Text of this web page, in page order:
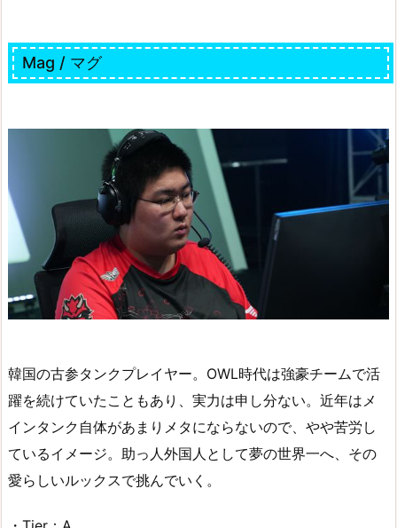
Mag / マグ
韓国の古参タンクプレイヤー。OWL時代は強豪チームで活
躍を続けていたこともあり、実力は申し分ない。近年はメ
インタンク自体があまりメタにならないので、やや苦労し
ているイメージ。助っ人外国人として夢の世界一へ、その
愛らしいルックスで挑んでいく。